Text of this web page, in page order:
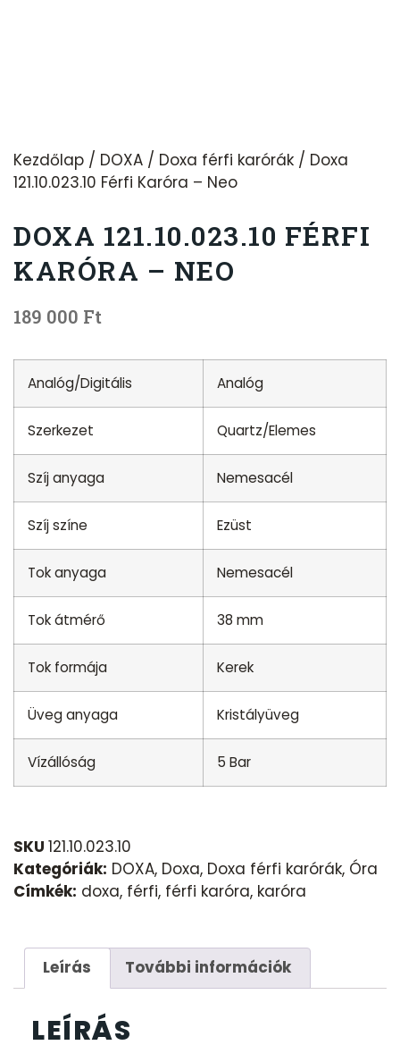
Kezdőlap / DOXA / Doxa férfi karórák / Doxa
121.10.023.10 Férfi Karóra – Neo
DOXA 121.10.023.10 FÉRFI
KARÓRA – NEO
189 000 Ft
Analóg/Digitális Analóg
Szerkezet Quartz/Elemes
Szíj anyaga Nemesacél
Szíj színe Ezüst
Tok anyaga Nemesacél
Tok átmérő 38 mm
Tok formája Kerek
Üveg anyaga Kristályüveg
Vízállóság 5 Bar
SKU 121.10.023.10
Kategóriák: DOXA, Doxa, Doxa férfi karórák, Óra
Címkék: doxa, férfi, férfi karóra, karóra
Leírás További információk
LEÍRÁS